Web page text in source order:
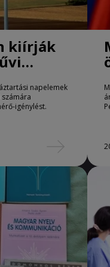
kiírják
napelemek
igénylést.